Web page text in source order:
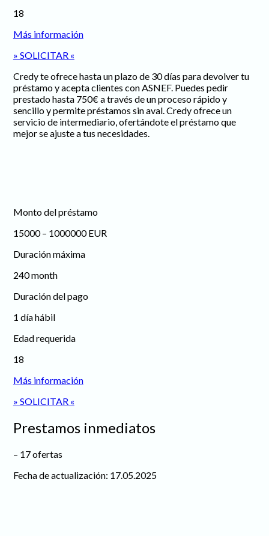
18
Más información
» SOLICITAR «
Credy te ofrece hasta un plazo de 30 días para devolver tu
préstamo y acepta clientes con ASNEF. Puedes pedir
prestado hasta 750€ a través de un proceso rápido y
sencillo y permite préstamos sin aval. Credy ofrece un
servicio de intermediario, ofertándote el préstamo que
mejor se ajuste a tus necesidades.
Monto del préstamo
15000 – 1000000 EUR
Duración máxima
240 month
Duración del pago
1 día hábil
Edad requerida
18
Más información
» SOLICITAR «
Prestamos inmediatos
– 17 ofertas
Fecha de actualización: 17.05.2025